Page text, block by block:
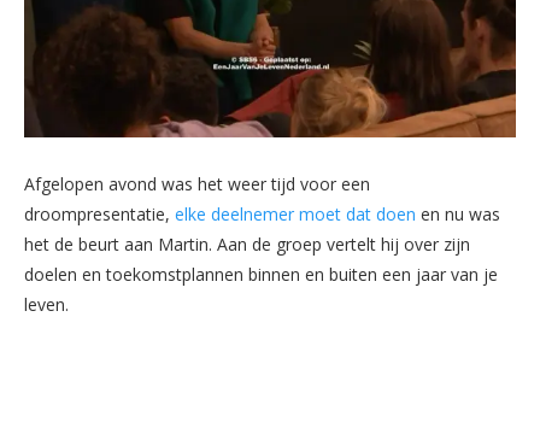
Afgelopen avond was het weer tijd voor een
droompresentatie, elke deelnemer moet dat doen en nu was
het de beurt aan Martin. Aan de groep vertelt hij over zijn
doelen en toekomstplannen binnen en buiten een jaar van je
leven.